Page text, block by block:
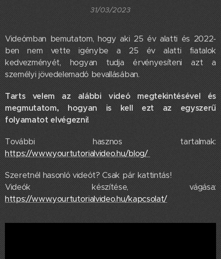
31/03/2023
Videómban bemutatom, hogy aki 25 év alatti és 2022-
ben nem vette igénybe a 25 év alatti fiatalok
kedvezményét, hogyan tudja érvényesíteni azt a
személyi jövedelemadó bevallásában.
Tarts velem az alábbi videó megtekintésével és
megmutatom, hogyan is kell ezt az egyszerű
folyamatot elvégezni!
További hasznos tartalmak:
https://www.yourtutorialvideo.hu/blog/
Szeretnél hasonló videót? Csak pár kattintás!
Videók készítése, vágása:
https://www.yourtutorialvideo.hu/kapcsolat/